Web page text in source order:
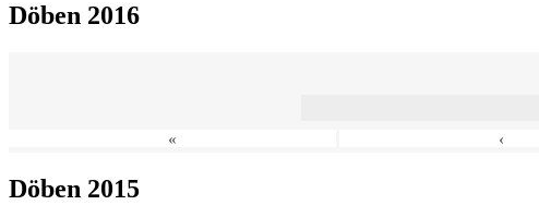
Döben 2016
« ‹
Döben 2015